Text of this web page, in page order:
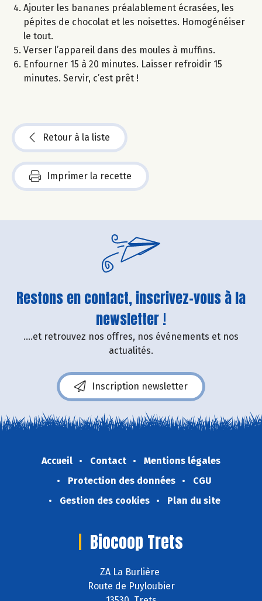
Ajouter les bananes préalablement écrasées, les
pépites de chocolat et les noisettes. Homogénéiser
le tout.
Verser l’appareil dans des moules à muffins.
Enfourner 15 à 20 minutes. Laisser refroidir 15
minutes. Servir, c’est prêt !
Retour à la liste
Imprimer la recette
Restons en contact, inscrivez-vous à la
newsletter !
....et retrouvez nos offres, nos événements et nos
actualités.
Inscription newsletter
Accueil Contact
Mentions légales
Protection des données
CGU
Gestion des cookies
Plan du site
Biocoop Trets
ZA La Burlière
Route de Puyloubier